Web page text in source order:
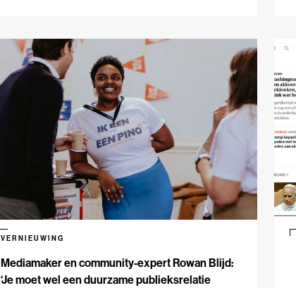
Mediamaker en community-expert Rowan Blijd:
‘Je moet wel een duurzame publieksrelatie
VERNIEUWING